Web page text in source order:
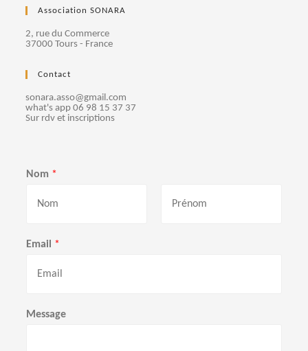
Association SONARA
2, rue du Commerce
37000 Tours - France
Contact
sonara.asso@gmail.com
what's app 06 98 15 37 37
Sur rdv et inscriptions
Nom *
rEmail *
Message